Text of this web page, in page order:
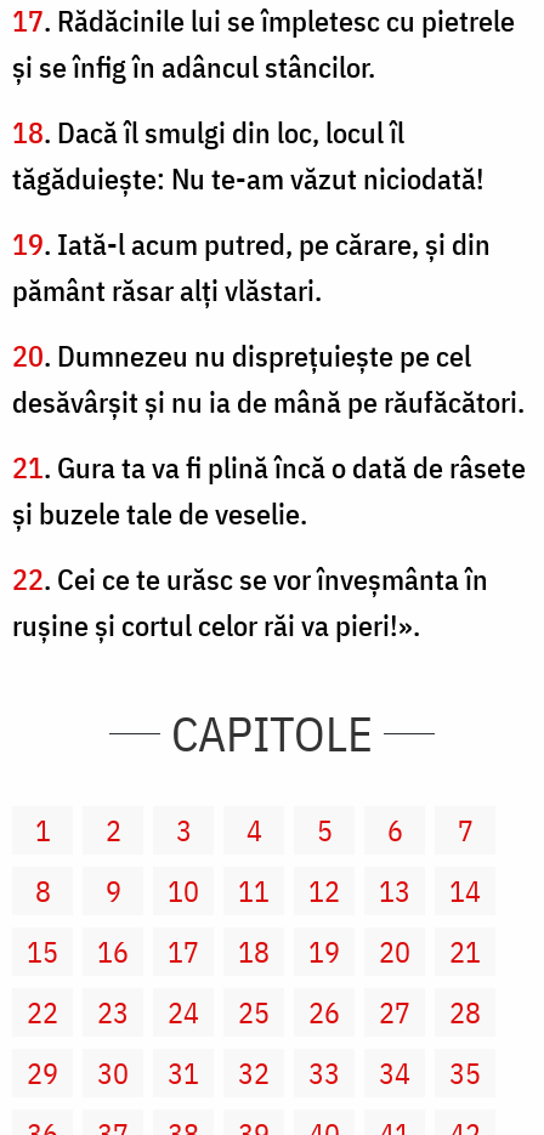
17. Rădăcinile lui se împletesc cu pietrele
şi se înfig în adâncul stâncilor.
18. Dacă îl smulgi din loc, locul îl
tăgăduieşte: Nu te-am văzut niciodată!
19. Iată-l acum putred, pe cărare, şi din
pământ răsar alţi vlăstari.
20. Dumnezeu nu dispreţuieşte pe cel
desăvârşit şi nu ia de mână pe răufăcători.
21. Gura ta va fi plină încă o dată de râsete
şi buzele tale de veselie.
22. Cei ce te urăsc se vor înveşmânta în
ruşine şi cortul celor răi va pieri!».
CAPITOLE
1 2 3 4 5 6
7
8
9 10 11 12 13
14
15
16 17 18 19 20
21
22
23 24 25 26 27
28
29
30 31 32 33 34
35